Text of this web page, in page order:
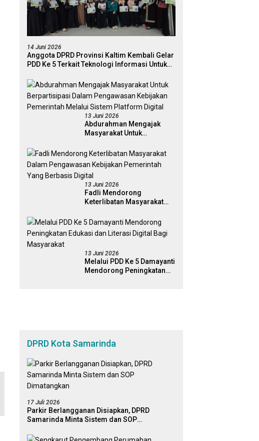
14 Juni 2026
Anggota DPRD Provinsi Kaltim Kembali Gelar
PDD Ke 5 Terkait Teknologi Informasi Untuk
Demokrasi Daerah
13 Juni 2026
Abdurahman Mengajak
Masyarakat Untuk
Pengawasan Kebijakan
Pemerintah Melalui Sistem
Platform Digital
13 Juni 2026
Fadli Mendorong
Keterlibatan Masyarakat
Kebijakan Pemerintah Yang
Berbasis Digital
13 Juni 2026
Melalui PDD Ke 5 Damayanti
Mendorong Peningkatan
DPRD Kota Samarinda
17 Juli 2026
Parkir Berlangganan Disiapkan, DPRD
Samarinda Minta Sistem dan SOP